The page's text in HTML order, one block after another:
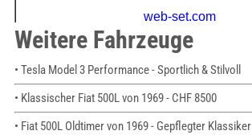
Weitere Fahrzeuge
• Tesla Model 3 Performance - Sportlich & Stilvoll
• Klassischer Fiat 500L von 1969 - CHF 8500
• Fiat 500L Oldtimer von 1969 - Gepflegter Klassiker